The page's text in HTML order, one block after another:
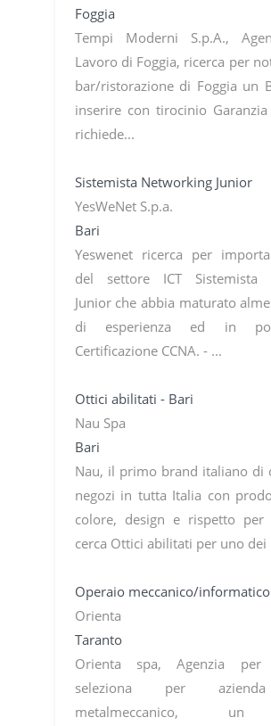
Foggia
Tempi Moderni S.p.A.,
Lavoro di Foggia, ricerca per
bar/ristorazione di Foggia un
inserire con tirocinio
richiede...
Sistemista Networking Junior
YesWeNet S.p.a.
Bari
Yeswenet ricerca per
del settore ICT Sistemista
Junior che abbia maturato
di esperienza ed in
Certificazione CCNA. - ...
Ottici abilitati - Bari
Nau Spa
Bari
Nau, il primo brand italiano di
negozi in tutta Italia con
colore, design e rispetto per
cerca Ottici abilitati per uno dei
Operaio meccanico/informatico
Orienta
Taranto
Orienta spa, Agenzia
seleziona per
metalmeccanico, un